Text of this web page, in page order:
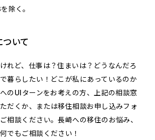
除く。
いて
れど、仕事は？住まいは？どうなんだろ
暮らしたい！どこが私にあっているのか
のUIターンをお考えの方、上記の相談窓
だくか、または移住相談お申し込みフォ
相談ください。長崎への移住のお悩み、
でもご相談ください！